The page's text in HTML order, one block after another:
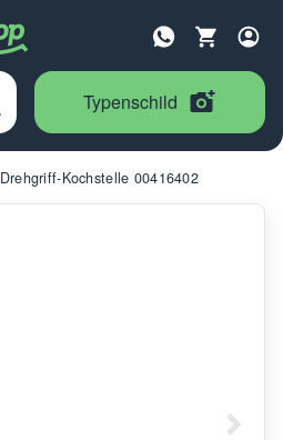
Typenschild
Drehgriff-Kochstelle 00416402